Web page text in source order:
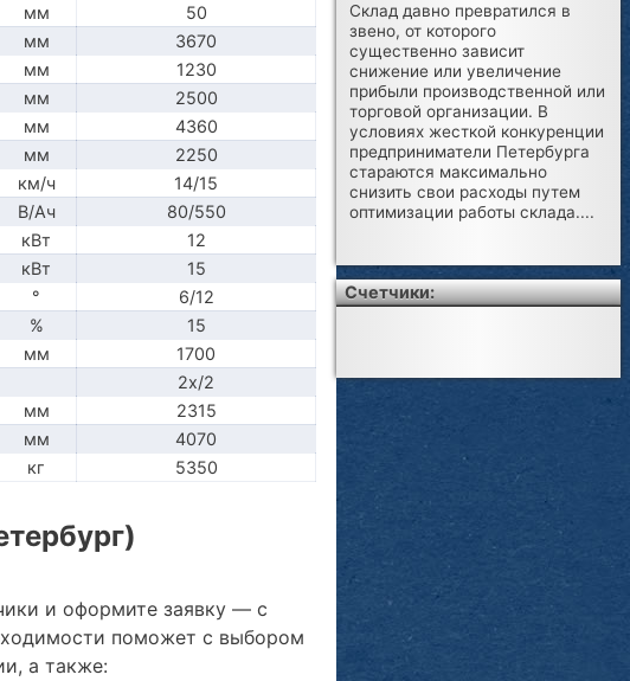
мм
50
мм
3670
мм
1230
мм
2500
мм
4360
мм
2250
км/ч
14/15
В/Ач
80/550
кВт
12
кВт
15
°
6/12
%
15
мм
1700
2x/2
мм
2315
мм
4070
кг 5350
и оформите заявку — с
поможет с выбором
а также:
Склад давно превратился в
звено, от которого
существенно зависит
снижение или увеличение
прибыли производственной или
торговой организации. В
условиях жесткой конкуренции
предприниматели Петербурга
стараются максимально
снизить свои расходы путем
оптимизации работы склада....
Счетчики: